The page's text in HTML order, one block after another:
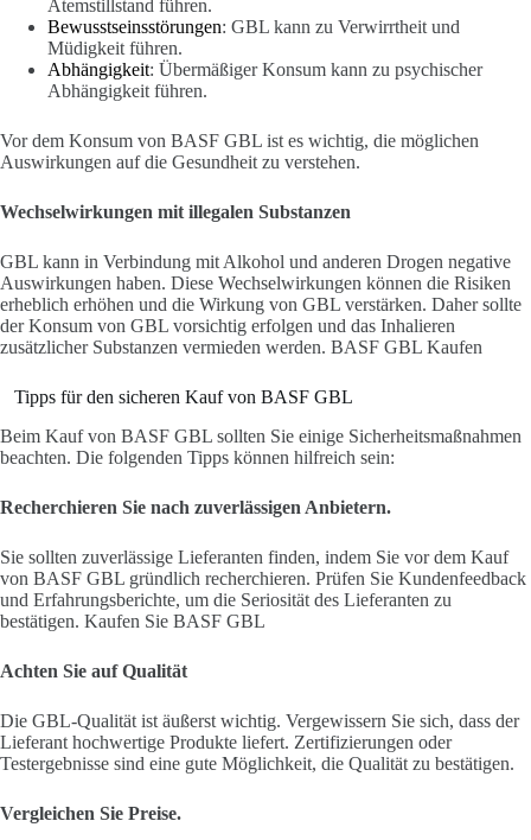
Atemstillstand führen.
Bewusstseinsstörungen: GBL kann zu Verwirrtheit und
Müdigkeit führen.
Abhängigkeit: Übermäßiger Konsum kann zu psychischer
Abhängigkeit führen.
Vor dem Konsum von BASF GBL ist es wichtig, die möglichen
Auswirkungen auf die Gesundheit zu verstehen.
Wechselwirkungen mit illegalen Substanzen
GBL kann in Verbindung mit Alkohol und anderen Drogen negative
Auswirkungen haben. Diese Wechselwirkungen können die Risiken
erheblich erhöhen und die Wirkung von GBL verstärken. Daher sollte
der Konsum von GBL vorsichtig erfolgen und das Inhalieren
zusätzlicher Substanzen vermieden werden. BASF GBL Kaufen
Tipps für den sicheren Kauf von BASF GBL
Beim Kauf von BASF GBL sollten Sie einige Sicherheitsmaßnahmen
beachten. Die folgenden Tipps können hilfreich sein:
Recherchieren Sie nach zuverlässigen Anbietern.
Sie sollten zuverlässige Lieferanten finden, indem Sie vor dem Kauf
von BASF GBL gründlich recherchieren. Prüfen Sie Kundenfeedback
und Erfahrungsberichte, um die Seriosität des Lieferanten zu
bestätigen. Kaufen Sie BASF GBL
Achten Sie auf Qualität
Die GBL-Qualität ist äußerst wichtig. Vergewissern Sie sich, dass der
Lieferant hochwertige Produkte liefert. Zertifizierungen oder
Testergebnisse sind eine gute Möglichkeit, die Qualität zu bestätigen.
Vergleichen Sie Preise.